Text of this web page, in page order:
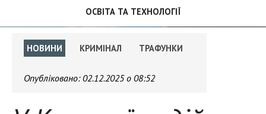
ОСВІТА ТА ТЕХНОЛОГІЇ
НОВИНИ КРИМІНАЛ ТРАФУНКИ
Опубліковано: 02.12.2025 о 08:52